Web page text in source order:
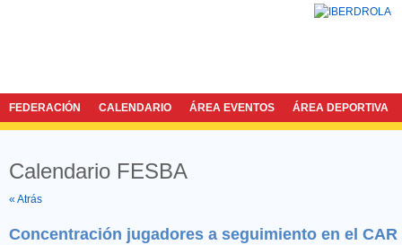
FEDERACIÓN CALENDARIO ÁREA EVENTOS ÁREA DEPORTIVA
Calendario FESBA
« Atrás
Concentración jugadores a seguimiento en el CAR